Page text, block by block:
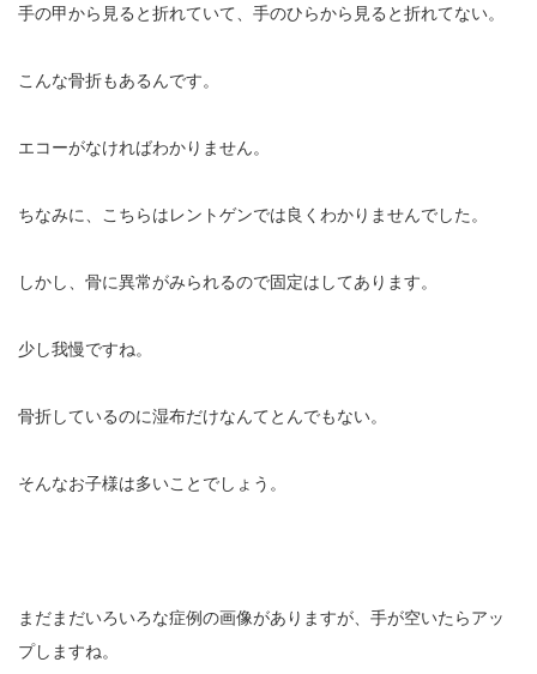
手の甲から見ると折れていて、手のひらから見ると折れてない。
こんな骨折もあるんです。
エコーがなければわかりません。
ちなみに、こちらはレントゲンでは良くわかりませんでした。
しかし、骨に異常がみられるので固定はしてあります。
少し我慢ですね。
骨折しているのに湿布だけなんてとんでもない。
そんなお子様は多いことでしょう。
まだまだいろいろな症例の画像がありますが、手が空いたらアッ
プしますね。